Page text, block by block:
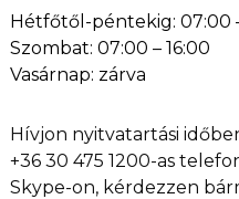
Hétfőtől-péntekig: 07:00
Szombat: 07:00 – 16:00
Vasárnap: zárva
Hívjon nyitvatartási
+36 30 475 1200-as
Skype-on, kérdezzen